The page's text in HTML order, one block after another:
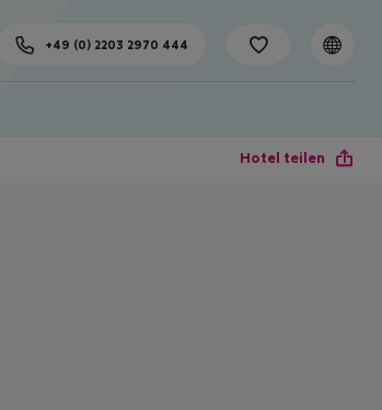
+49 (0) 2203 2970 444
Hotel teilen